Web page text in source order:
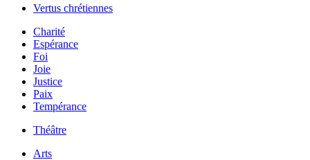
Vertus chrétiennes
Charité
Espérance
Foi
Joie
Justice
Paix
Tempérance
Théâtre
Arts